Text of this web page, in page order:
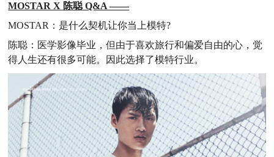
MOSTAR X 陈聪 Q&A ——
MOSTAR：是什么契机让你当上模特?
陈聪：医学影像毕业，但由于喜欢旅行和偏爱自由的心，觉
得人生还有很多可能。因此选择了模特行业。